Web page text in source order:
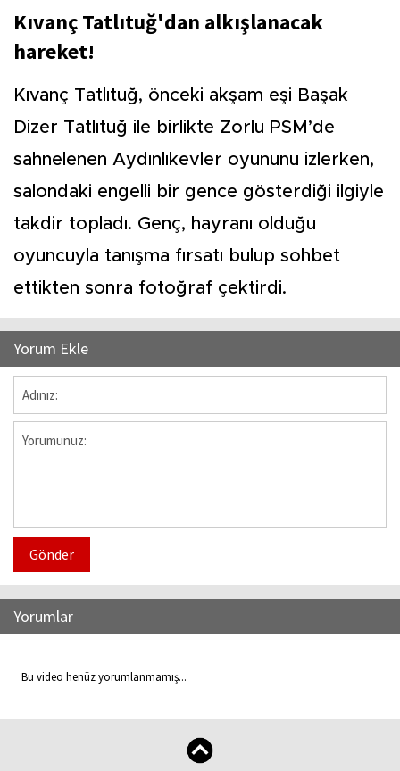
Kıvanç Tatlıtuğ'dan alkışlanacak
hareket!
Kıvanç Tatlıtuğ, önceki akşam eşi Başak
Dizer Tatlıtuğ ile birlikte Zorlu PSM’de
sahnelenen Aydınlıkevler oyununu izlerken,
salondaki engelli bir gence gösterdiği ilgiyle
takdir topladı. Genç, hayranı olduğu
oyuncuyla tanışma fırsatı bulup sohbet
ettikten sonra fotoğraf çektirdi.
Yorum Ekle
Gönder
Yorumlar
Bu video henüz yorumlanmamış...